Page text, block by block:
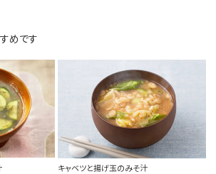
めです
キャベツと揚げ玉のみそ汁